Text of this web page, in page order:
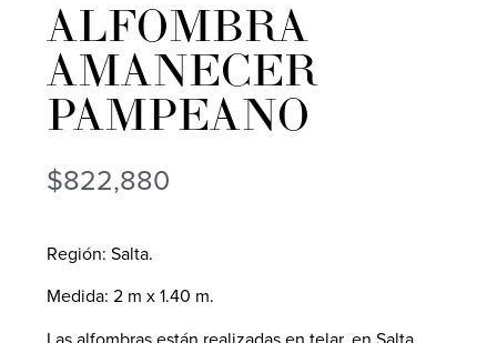
ALFOMBRA
AMANECER
PAMPEANO
$822,880
Región: Salta.
Medida: 2 m x 1.40 m.